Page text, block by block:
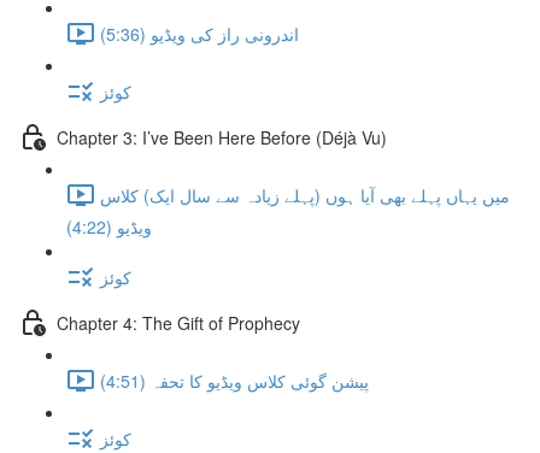
اندرونی راز کی ویڈیو (5:36)
کوئز
Chapter 3: I’ve Been Here Before (Déjà Vu)
میں یہاں پہلے بھی آیا ہوں (پہلے زیادہ سے سال ایک) کلاس
ویڈیو (4:22)
کوئز
Chapter 4: The Gift of Prophecy
پیشن گوئی کلاس ویڈیو کا تحفہ (4:51)
کوئز